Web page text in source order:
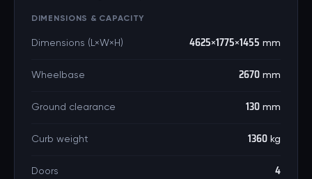
DIMENSIONS & CAPACITY
Dimensions (L×W×H) 4625×1775×1455 mm
Wheelbase 2670 mm
Ground clearance 130 mm
Curb weight 1360 kg
Doors 4